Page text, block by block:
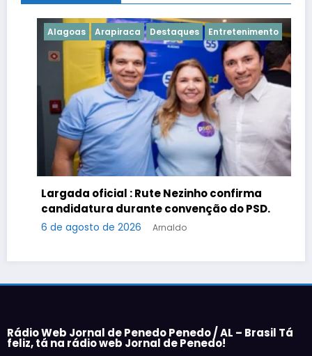
Alagoas Arapiraca Destaques Entretenimento
Largada oficial : Rute Nezinho confirma
candidatura durante convenção do PSD.
6 de agosto de 2026 Arnaldo
Rádio Web Jornal de Penedo Penedo / AL – Brasil Tá
feliz, tá na rádio web Jornal de Penedo!